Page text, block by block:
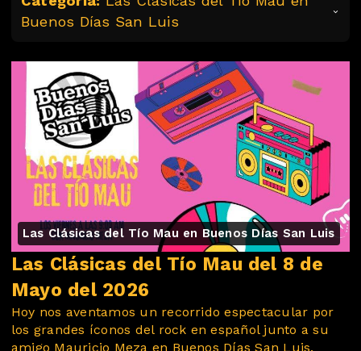
Buenos Días San Luis
Las Clásicas del Tío Mau en Buenos Días San Luis
Las Clásicas del Tío Mau del 8 de
Mayo del 2026
Hoy nos aventamos un recorrido espectacular por
los grandes íconos del rock en español junto a su
amigo Mauricio Meza en Buenos Días San Luis.